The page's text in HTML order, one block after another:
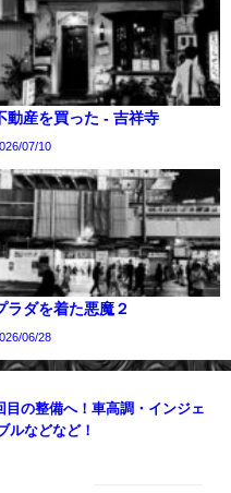
動産を買った - 吉祥寺
07/10
ラダを着た悪魔２
06/28
目の整備へ！車高調・インジェ
ルなどなど！